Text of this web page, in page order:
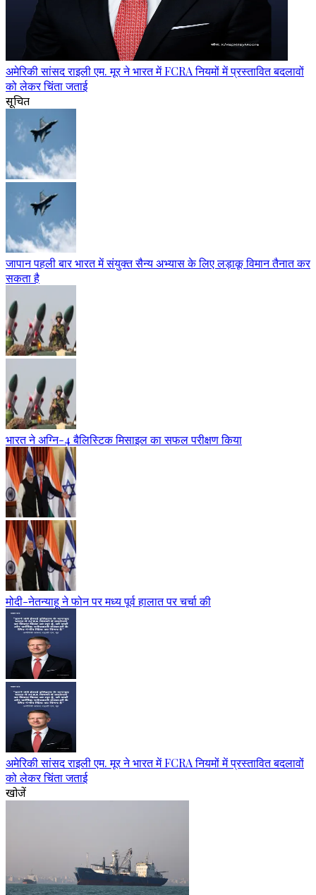
अमेरिकी सांसद राइली एम. मूर ने भारत में FCRA नियमों में प्रस्तावित बदलावों
को लेकर चिंता जताई
सूचित
जापान पहली बार भारत में संयुक्त सैन्य अभ्यास के लिए लड़ाकू विमान तैनात कर
सकता है
भारत ने अग्नि-4 बैलिस्टिक मिसाइल का सफल परीक्षण किया
मोदी-नेतन्याहू ने फोन पर मध्य पूर्व हालात पर चर्चा की
अमेरिकी सांसद राइली एम. मूर ने भारत में FCRA नियमों में प्रस्तावित बदलावों
को लेकर चिंता जताई
खोजें